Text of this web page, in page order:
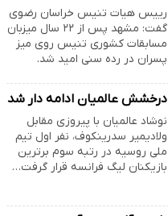
رییس هیات تنیس خراسان رضوی
گفت: مشهد پس از ۲۲ سال میزبان
مسابقات کشوری تنیس روی میز
پسران در رده سنی امید شد.
درخشش عالمیان ادامه دار شد
نوشاد عالمیان با پیروزی مقابل
ولادیمیر سدرینکوف، نفر اول تیم
ملی روسیه در رتبه سوم برترین
بازیکنان لیگ فرانسه قرار گرفت…